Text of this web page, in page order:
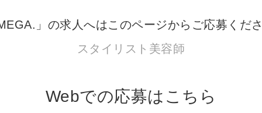
」の求人へはこのページからご応募くだ
スタイリスト美容師
Webでの応募はこちら